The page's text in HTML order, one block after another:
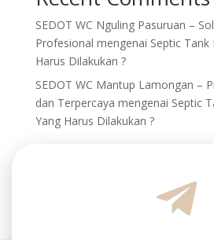
SEDOT WC Nguling Pasuruan –
Profesional mengenai Septic Tank
Harus Dilakukan ?
SEDOT WC Mantup Lamongan –
dan Terpercaya mengenai Septic
Yang Harus Dilakukan ?